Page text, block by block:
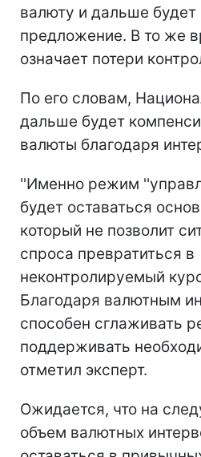
валюту и дальше
предложение. В то же
означает потери
По его словам,
дальше будет
валюты благодаря
''Именно режим
будет оставаться
который не позволит
спроса превратиться в
неконтролируемый
Благодаря валютным
способен сглаживать
поддерживать
отметил эксперт.
Ожидается, что на
объем валютных